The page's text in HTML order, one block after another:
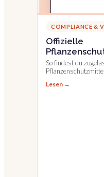
COMPLIANCE &
Offizielle
in
und der
So findest du
und dokumentierst
Lesen →